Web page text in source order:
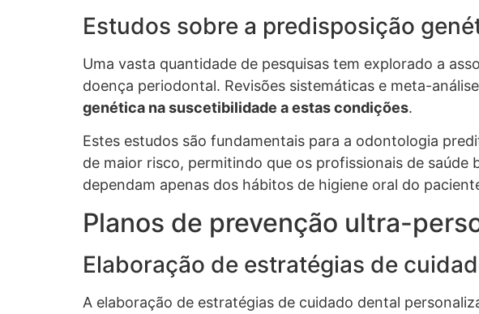
Estudos sobre a predisposição
Uma vasta quantidade de pesquisas tem explorado a
doença periodontal. Revisões sistemáticas e meta-
genética na suscetibilidade a estas condições.
Estes estudos são fundamentais para a odontologia
de maior risco, permitindo que os profissionais de
dependam apenas dos hábitos de higiene oral do
Planos de prevenção ultra-
Elaboração de estratégias de
A elaboração de estratégias de cuidado dental